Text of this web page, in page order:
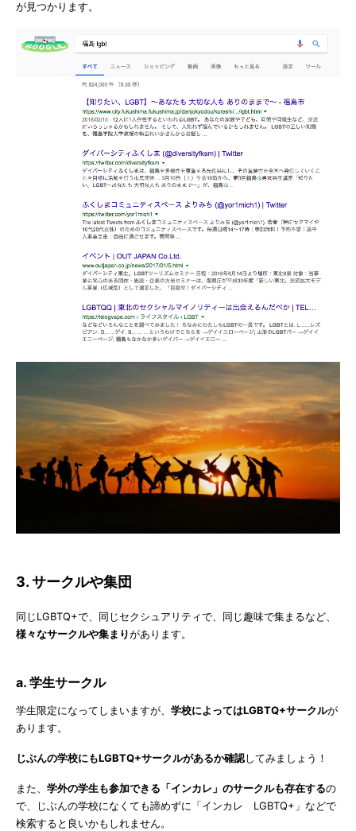
が見つかります。
3. サークルや集団
同じLGBTQ+で、同じセクシュアリティで、同じ趣味で集まるなど、
様々なサークルや集まりがあります。
a. 学生サークル
学生限定になってしまいますが、 学校によってはLGBTQ+サークルが
あります。
じぶんの学校にもLGBTQ+サークルがあるか確認してみましょう！
また、 学外の学生も参加できる「インカレ」のサークルも存在するの
で、じぶんの学校になくても諦めずに「インカレ LGBTQ+」などで
検索すると良いかもしれません。